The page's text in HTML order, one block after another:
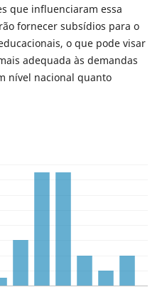
que influenciaram essa
fornecer subsídios para o
o que pode visar
adequada às demandas
nível nacional quanto